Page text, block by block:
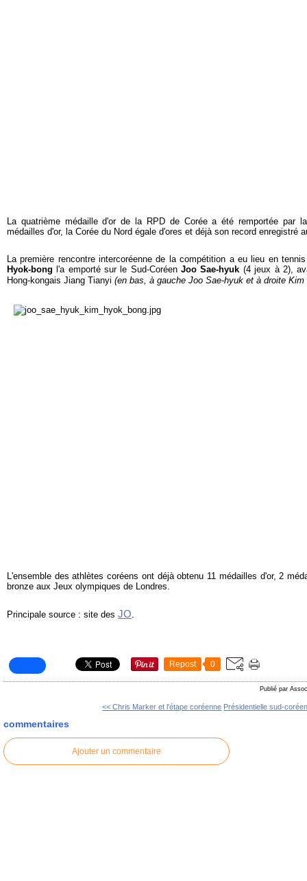
La quatrième médaille d'or de la RPD de Corée a été remportée par
médailles d'or, la Corée du Nord égale d'ores et déjà son record enregistré
La première rencontre intercoréenne de la compétition a eu lieu en
Hyok-bong l'a emporté sur le Sud-CoréenJoo Sae-hyuk (4 jeux à 2),
Hong-kongais Jiang Tianyi (en bas, à gauche Joo Sae-hyuk et à droite
L'ensemble des athlètes coréens ont déjà obtenu 11 médailles d'or, 2
bronze aux Jeux olympiques de Londres.
Principale source : site des JO
Repost 0
Publié par
<< Chris Marker et l'étape coréenne Présidentielle sud-
commentaires
Ajouter un commentaire